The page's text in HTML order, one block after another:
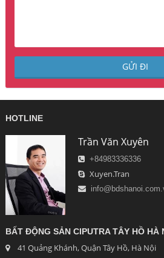
HOTLINE
Trần Văn Xuyên
+84983336336
Xuyen.Tran
BẤT ĐỘNG SẢN CIPUTRA TÂY HỒ HÀ
41 Quảng Khánh, Quận Tây Hồ, Hà Nội